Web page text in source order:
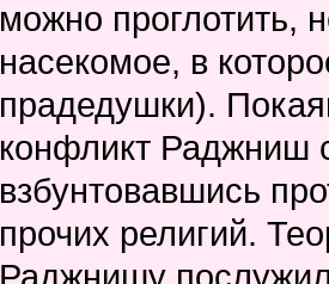
можно проглотить,
насекомое, в
прадедушки).
конфликт Раджниш
взбунтовавшись
прочих религий.